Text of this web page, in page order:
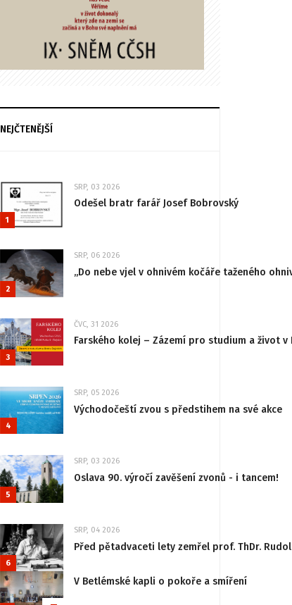
NEJČTENĚJŠÍ
1
SRP, 03 2026
Odešel bratr farář Josef Bobrovský
2
SRP, 06 2026
„Do nebe vjel v ohnivém kočáře taženého
3
ČVC, 31 2026
Farského kolej – Zázemí pro studium a život v
4
SRP, 05 2026
Východočeští zvou s předstihem na své akce
5
SRP, 03 2026
Oslava 90. výročí zavěšení zvonů - i tancem!
6
SRP, 04 2026
Před pětadvaceti lety zemřel prof. ThDr.
V Betlémské kapli o pokoře a smíření